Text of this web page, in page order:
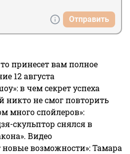
Отправить
принесет вам полное
12 августа
в чем секрет успеха
никто не смог повторить
много спойлеров»:
скульптор снялся в
Видео
новые возможности»: Тамара